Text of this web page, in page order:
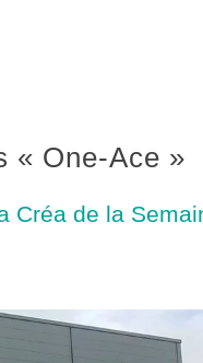
« One-Ace »
Créa de la